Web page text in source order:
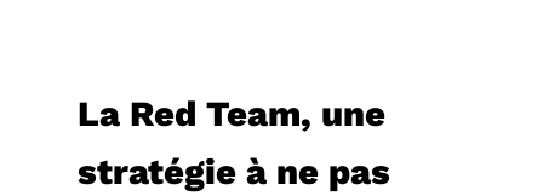
La Red Team, une
stratégie à ne pas